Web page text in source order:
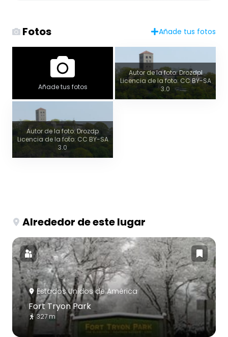
Fotos Añade tus fotos
Añade tus fotos
Autor de la foto: Drozdpl
Licencia de la foto: CC BY-SA
3.0
Autor de la foto: Drozdp
Licencia de la foto: CC BY-SA
3.0
Alrededor de este lugar
Estados Unidos de América
Fort Tryon Park
327 m